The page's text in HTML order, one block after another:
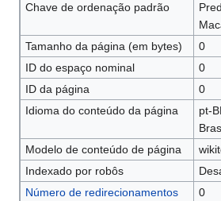
Chave de ordenação padrão
Tamanho da página (em bytes)
0
ID do espaço nominal
0
ID da página
0
Idioma do conteúdo da página
pt-
Modelo de conteúdo de página
Indexado por robôs
Número de redirecionamentos
0